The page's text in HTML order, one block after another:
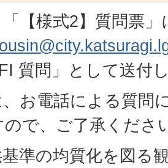
【様式2】質問票」
質問」として送付
お電話による質問
で、ご了承くださ
準の均質化を図る